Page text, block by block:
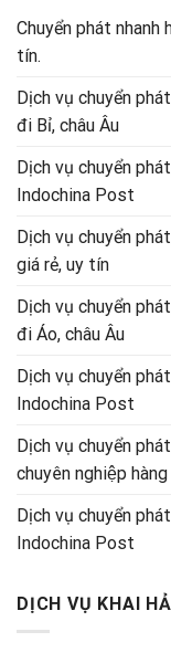
Chuyển phát
tín.
Dịch vụ chuyển
đi Bỉ, châu Âu
Dịch vụ chuyển
Indochina Post
Dịch vụ chuyển
giá rẻ, uy tín
Dịch vụ chuyển
đi Áo, châu Âu
Dịch vụ chuyển
Indochina Post
Dịch vụ chuyển
chuyên nghiệp
Dịch vụ chuyển
Indochina Post
DỊCH VỤ KHAI